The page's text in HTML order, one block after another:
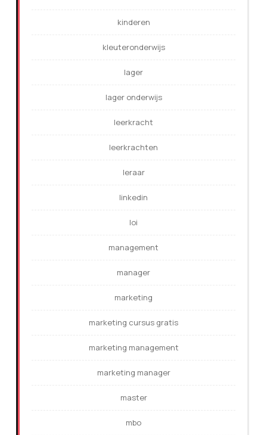
kinderen
kleuteronderwijs
lager
lager onderwijs
leerkracht
leerkrachten
leraar
linkedin
loi
management
manager
marketing
marketing cursus gratis
marketing management
marketing manager
master
mbo